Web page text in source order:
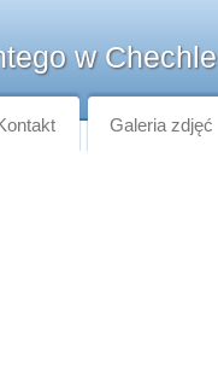
w Chechle
Galeria zdjęć